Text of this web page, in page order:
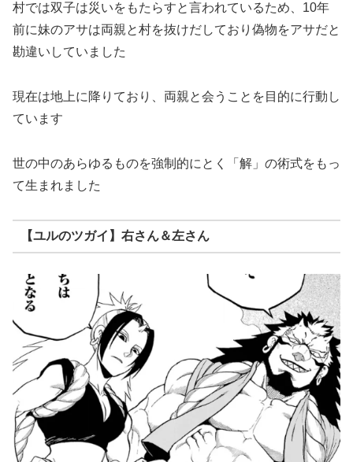
村では双子は災いをもたらすと言われているため、10年
前に妹のアサは両親と村を抜けだしており偽物をアサだと
勘違いしていました
現在は地上に降りており、両親と会うことを目的に行動し
ています
世の中のあらゆるものを強制的にとく「解」の術式をもっ
て生まれました
【ユルのツガイ】右さん＆左さん